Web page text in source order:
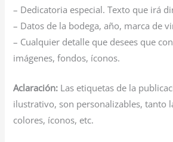
– Dedicatoria especial. Texto que irá
– Datos de la bodega, año, marca de
– Cualquier detalle que desees que
imágenes, fondos, íconos.
Aclaración: Las etiquetas de la
ilustrativo, son personalizables, tanto
colores, íconos, etc.